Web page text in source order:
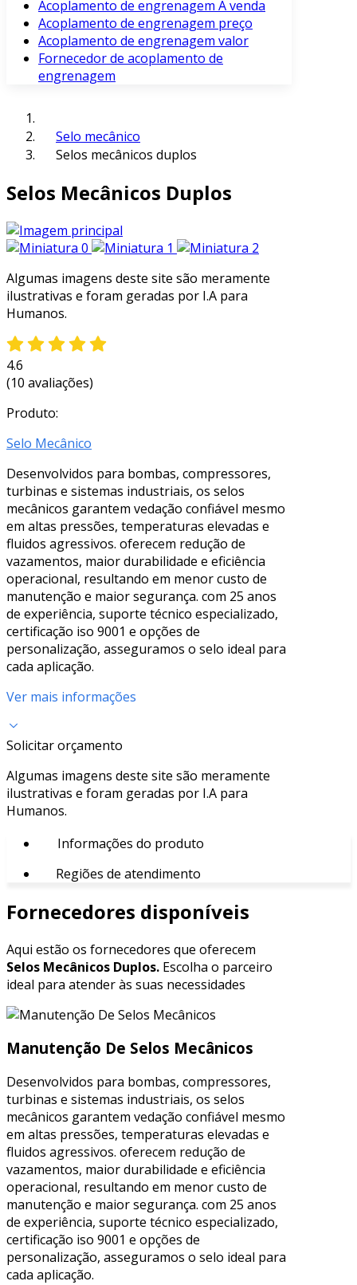
Acoplamento de engrenagem À venda
Acoplamento de engrenagem preço
Acoplamento de engrenagem valor
Fornecedor de acoplamento de
engrenagem
Selo mecânico
Selos mecânicos duplos
Selos Mecânicos Duplos
Algumas imagens deste site são meramente
ilustrativas e foram geradas por I.A para
Humanos.
4.6
(10 avaliações)
Produto:
Selo Mecânico
Desenvolvidos para bombas, compressores,
turbinas e sistemas industriais, os selos
mecânicos garantem vedação confiável mesmo
em altas pressões, temperaturas elevadas e
fluidos agressivos. oferecem redução de
vazamentos, maior durabilidade e eficiência
operacional, resultando em menor custo de
manutenção e maior segurança. com 25 anos
de experiência, suporte técnico especializado,
certificação iso 9001 e opções de
personalização, asseguramos o selo ideal para
cada aplicação.
Ver mais informações
Solicitar orçamento
Algumas imagens deste site são meramente
ilustrativas e foram geradas por I.A para
Humanos.
Informações do produto
Regiões de atendimento
Fornecedores disponíveis
Aqui estão os fornecedores que oferecem
Selos Mecânicos Duplos. Escolha o parceiro
ideal para atender às suas necessidades
Manutenção De Selos Mecânicos
Desenvolvidos para bombas, compressores,
turbinas e sistemas industriais, os selos
mecânicos garantem vedação confiável mesmo
em altas pressões, temperaturas elevadas e
fluidos agressivos. oferecem redução de
vazamentos, maior durabilidade e eficiência
operacional, resultando em menor custo de
manutenção e maior segurança. com 25 anos
de experiência, suporte técnico especializado,
certificação iso 9001 e opções de
personalização, asseguramos o selo ideal para
cada aplicação.